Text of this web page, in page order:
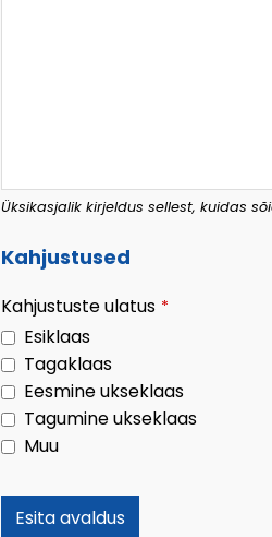
Üksikasjalik kirjeldus sellest, kuidas
Kahjustused
Kahjustuste ulatus *
Esiklaas
Tagaklaas
Eesmine ukseklaas
Tagumine ukseklaas
Muu
Contact
Email *
Esita avaldus